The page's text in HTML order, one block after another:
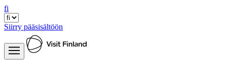
fi
Siirry pääsisältöön